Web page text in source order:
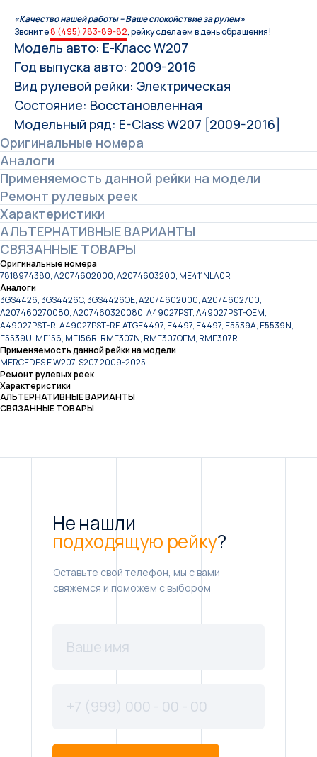
«Качество нашей работы – Ваше спокойствие за рулем»
Звоните8 (495) 783-89-82, рейку сделаем в день обращения!
Модель авто: E-Класс W207
Год выпуска авто: 2009-2016
Вид рулевой рейки: Электрическая
Состояние: Восстановленная
Модельный ряд: E-Class W207 [2009-2016]
Оригинальные номера
Аналоги
Применяемость данной рейки на модели
Ремонт рулевых реек
Характеристики
АЛЬТЕРНАТИВНЫЕ ВАРИАНТЫ
СВЯЗАННЫЕ ТОВАРЫ
Оригинальные номера
7818974380, A2074602000, A2074603200, ME411NLA0R
Аналоги
3GS4426, 3GS4426C, 3GS4426OE, A2074602000, A2074602700,
A207460270080, A207460320080, A49027PST, A49027PST-OEM,
A49027PST-R, A49027PST-RF, ATGE4497, E4497, E4497, E5539A, E5539N,
E5539U, ME156, ME156R, RME307N, RME307OEM, RME307R
Применяемость данной рейки на модели
MERCEDES E W207, S207 2009-2025
Ремонт рулевых реек
Характеристики
АЛЬТЕРНАТИВНЫЕ ВАРИАНТЫ
СВЯЗАННЫЕ ТОВАРЫ
Не нашли
подходящую рейку?
Оставьте свой телефон, мы с вами
свяжемся и поможем с выбором